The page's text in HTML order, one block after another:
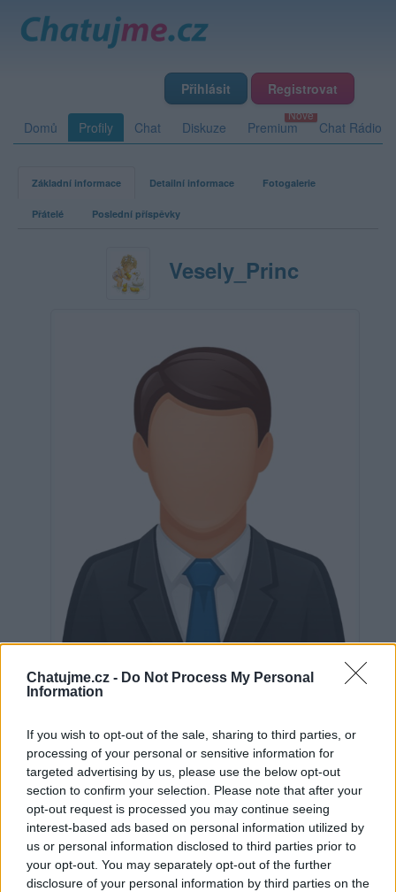
Chatujme.cz - Do Not Process My Personal
Information
If you wish to opt-out of the sale, sharing to third parties, or
processing of your personal or sensitive information for
targeted advertising by us, please use the below opt-out
section to confirm your selection. Please note that after your
opt-out request is processed you may continue seeing
interest-based ads based on personal information utilized by
us or personal information disclosed to third parties prior to
your opt-out. You may separately opt-out of the further
disclosure of your personal information by third parties on the
Přihlásit Registrovat
Domů Profily Chat Diskuze Premium Chat Rádio
Základní informace Detailní informace Fotogalerie
Přátelé Poslední příspěvky
Vesely_Princ
Neověřeno
0 uživatelům se líbí
Věk: ??